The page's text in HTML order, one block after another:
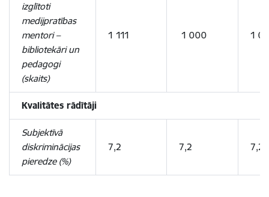
izglītoti
medijpratības
mentori –
bibliotekāri un
pedagogi
(skaits)
1 111 1 000 1
Kvalitātes rādītāji
Subjektīvā
diskriminācijas
pieredze (%)
7,2 7,2 7,2